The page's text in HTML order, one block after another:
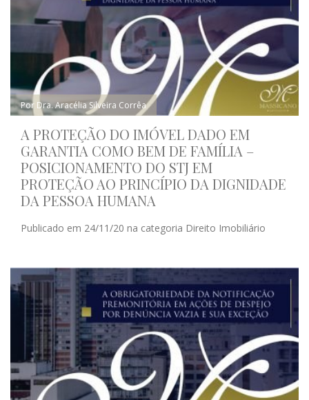
Por Dra. Aracélia Silveira Corrêa
A PROTEÇÃO DO IMÓVEL DADO EM
GARANTIA COMO BEM DE FAMÍLIA –
POSICIONAMENTO DO STJ EM
PROTEÇÃO AO PRINCÍPIO DA DIGNIDADE
DA PESSOA HUMANA
Publicado em 24/11/20 na categoria Direito Imobiliário